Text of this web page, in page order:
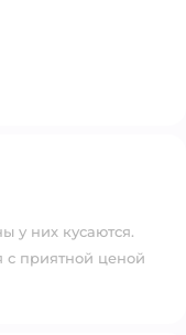
у них кусаются.
с приятной ценой